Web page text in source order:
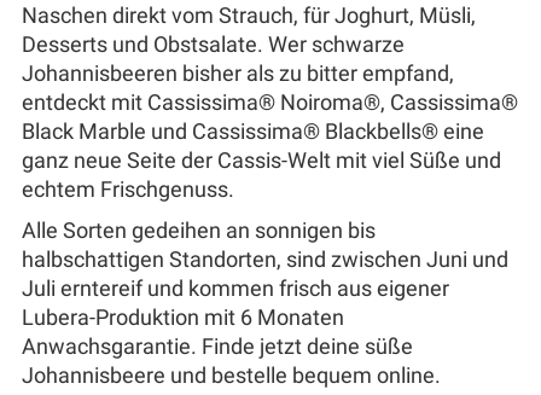
Naschen direkt vom Strauch, für Joghurt, Müsli,
Desserts und Obstsalate. Wer schwarze
Johannisbeeren bisher als zu bitter empfand,
entdeckt mit Cassissima® Noiroma®, Cassissima®
Black Marble und Cassissima® Blackbells® eine
ganz neue Seite der Cassis-Welt mit viel Süße und
echtem Frischgenuss.
Alle Sorten gedeihen an sonnigen bis
halbschattigen Standorten, sind zwischen Juni und
Juli erntereif und kommen frisch aus eigener
Lubera-Produktion mit 6 Monaten
Anwachsgarantie. Finde jetzt deine süße
Johannisbeere und bestelle bequem online.